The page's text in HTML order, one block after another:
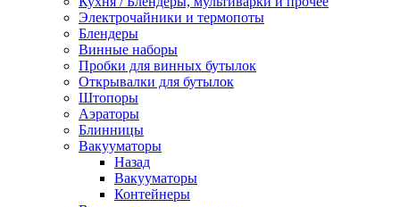
Электрочайники и термопоты
Блендеры
Винные наборы
Пробки для винных бутылок
Открывалки для бутылок
Штопоры
Аэраторы
Блинницы
Вакууматоры
Назад
Вакууматоры
Контейнеры